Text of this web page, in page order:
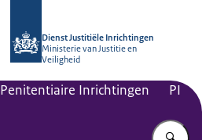
Dienst Justitiële Inrichtingen
Ministerie van Justitie en
Veiligheid
Penitentiaire Inrichtingen
PI